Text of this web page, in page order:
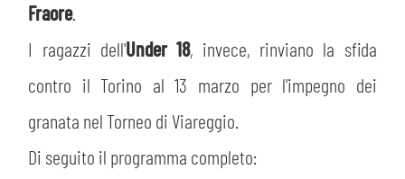
TICKET GIFT CARD
STORIA
MUTTI TRAINING CENTER
STORE
FLASH NEWS
STADIO TARDINI
MEDIA
Fraore.
I ragazzi dell'Under 18, invece, rinviano la sfida
contro il Torino al 13 marzo per l'impegno dei
granata nel Torneo di Viareggio.
Di seguito il programma completo: